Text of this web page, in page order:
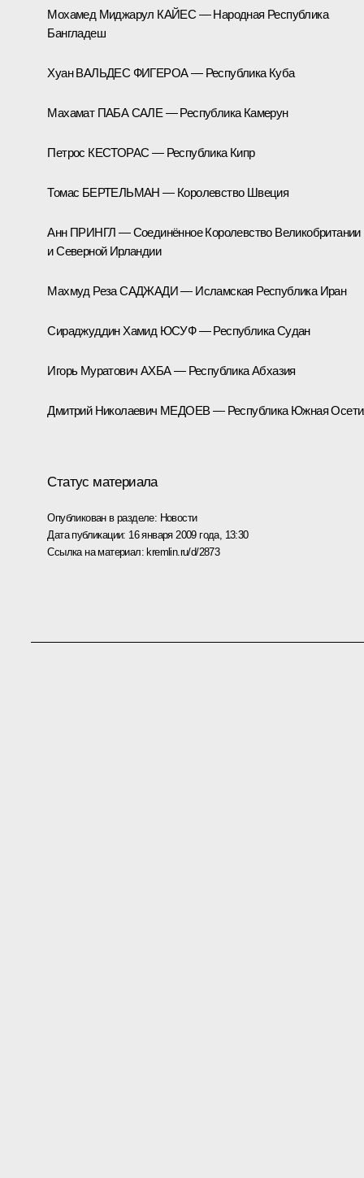
Мохамед Миджарул КАЙЕС — Народная Республика
Бангладеш
Хуан ВАЛЬДЕС ФИГЕРОА — Республика Куба
Махамат ПАБА САЛЕ — Республика Камерун
Петрос КЕСТОРАС — Республика Кипр
Томас БЕРТЕЛЬМАН — Королевство Швеция
Анн ПРИНГЛ — Соединённое Королевство Великобритании
и Северной Ирландии
Махмуд Реза САДЖАДИ — Исламская Республика Иран
Сираджуддин Хамид ЮСУФ — Республика Судан
Игорь Муратович АХБА — Республика Абхазия
Дмитрий Николаевич МЕДОЕВ — Республика Южная
Статус материала
Опубликован в разделе: Новости
Дата публикации: 16 января 2009 года, 13:30
Ссылка на материал:kremlin.ru/d/2873